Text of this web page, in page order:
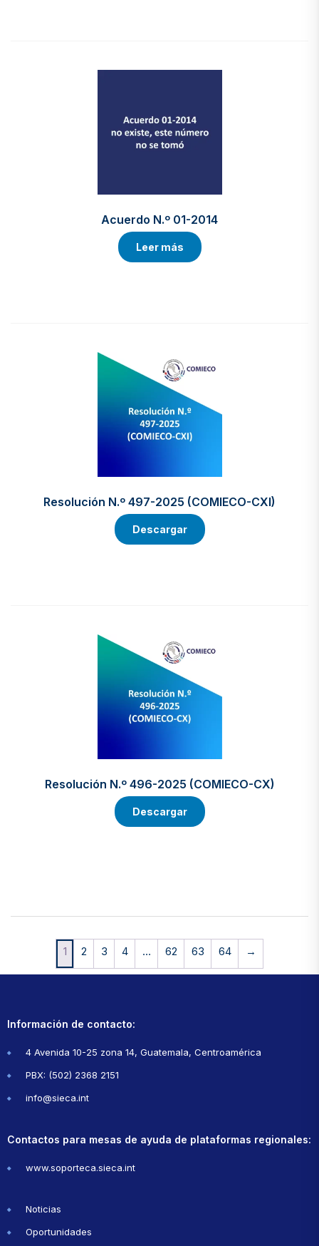
Acuerdo N.º 01-2014
Leer más
Resolución N.º 497-2025 (COMIECO-CXI)
Descargar
Resolución N.º 496-2025 (COMIECO-CX)
Descargar
1 2 3 4 … 62 63 64 →
Información de contacto:
4 Avenida 10-25 zona 14, Guatemala, Centroamérica
PBX: (502) 2368 2151
info@sieca.int
Contactos para mesas de ayuda de plataformas regionales:
www.soporteca.sieca.int
Noticias
Oportunidades